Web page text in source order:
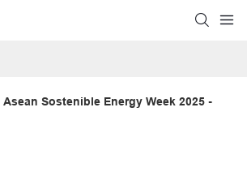
Asean Sostenible Energy Week 2025 -